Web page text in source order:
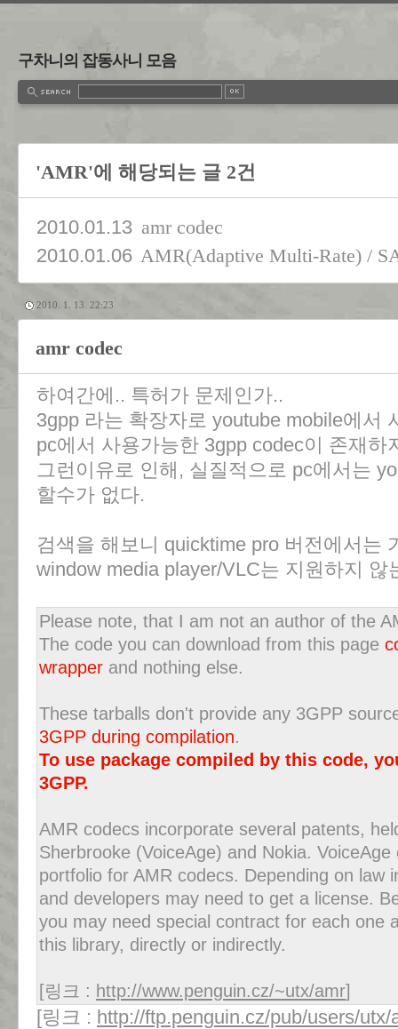
구차니의 잡동사니 모음
'AMR'에 해당되는 글 2건
2010.01.13 amr codec
2010.01.06 AMR(Adaptive Multi-Rate) /
2010. 1. 13. 22:23
amr codec
하여간에.. 특허가 문제인가..
3gpp 라는 확장자로 youtube mobile에서
pc에서 사용가능한 3gpp codec이 존재하
그런이유로 인해, 실질적으로 pc에서는
할수가 없다.
검색을 해보니 quicktime pro 버전에서는
window media player/VLC는 지원하지 않
Please note, that I am not an author of the
The code you can download from this page
wrapper and nothing else.
These tarballs don't provide any 3GPP
3GPP during compilation.
To use package compiled by this code,
3GPP.
AMR codecs incorporate several patents,
Sherbrooke (VoiceAge) and Nokia.
portfolio for AMR codecs. Depending on law
and developers may need to get a license.
you may need special contract for each one
this library, directly or indirectly.
[링크 : http://www.penguin.cz/~utx/amr]
[링크 : http://ftp.penguin.cz/pub/users/utx/